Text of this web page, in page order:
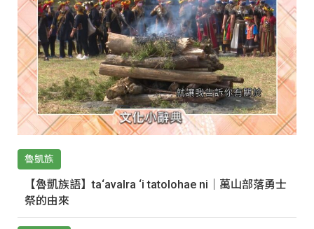
魯凱族
【魯凱族語】ta‘avalra ‘i tatolohae ni｜萬山部落勇士
祭的由來